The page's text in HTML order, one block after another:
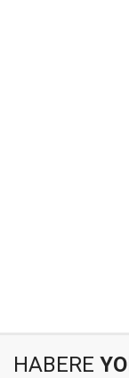
HABERE